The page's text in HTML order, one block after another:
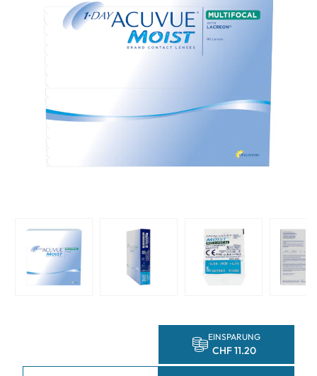
EINSPARUNG
CHF 11.20